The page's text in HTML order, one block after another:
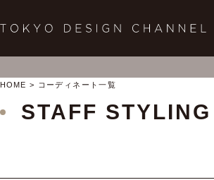
HOME コーディネート一覧
STAFF STYLING